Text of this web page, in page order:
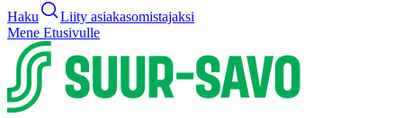
Haku
Liity asiakasomistajaksi
Mene Etusivulle